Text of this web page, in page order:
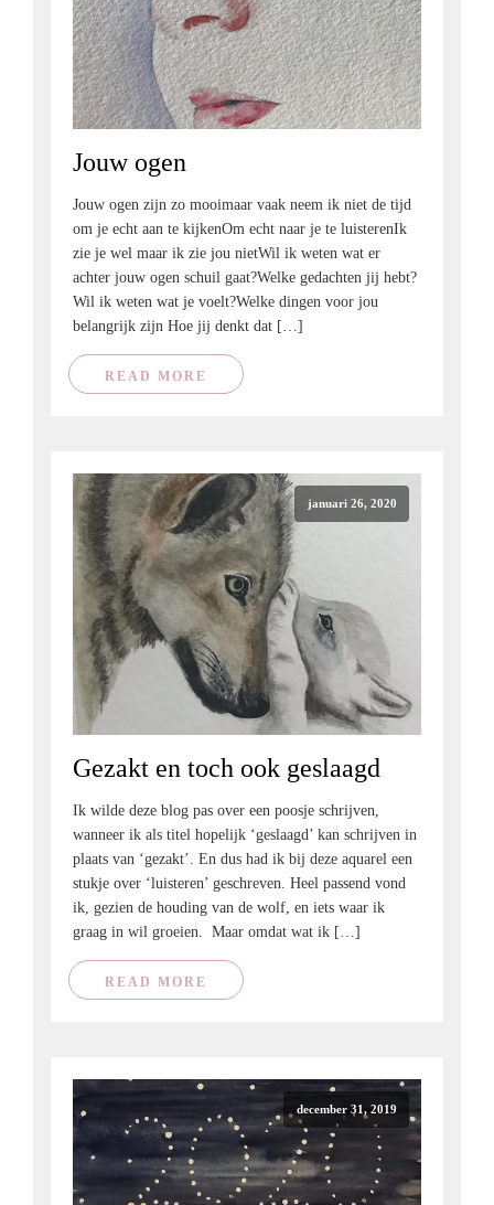
Jouw ogen
Jouw ogen zijn zo mooimaar vaak neem ik niet de tijd
om je echt aan te kijkenOm echt naar je te luisterenIk
zie je wel maar ik zie jou nietWil ik weten wat er
achter jouw ogen schuil gaat?Welke gedachten jij hebt?
Wil ik weten wat je voelt?Welke dingen voor jou
belangrijk zijn Hoe jij denkt dat […]
READ MORE
januari 26, 2020
Gezakt en toch ook geslaagd
Ik wilde deze blog pas over een poosje schrijven,
wanneer ik als titel hopelijk ‘geslaagd’ kan schrijven in
plaats van ‘gezakt’. En dus had ik bij deze aquarel een
stukje over ‘luisteren’ geschreven. Heel passend vond
ik, gezien de houding van de wolf, en iets waar ik
graag in wil groeien. Maar omdat wat ik […]
READ MORE
december 31, 2019